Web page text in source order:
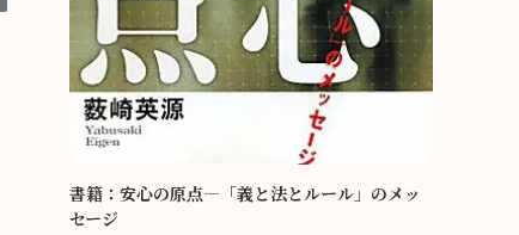
書籍：安心の原点―「義と法とルール」のメッ
セージ